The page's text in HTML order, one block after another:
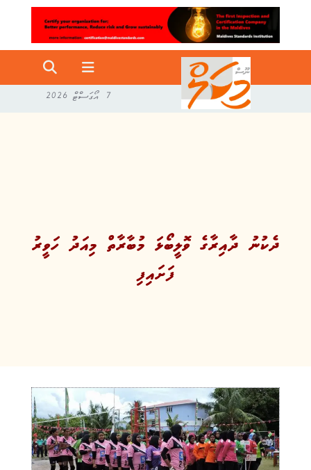
7 އޯގަސްޓް 2026
ދެކުނު ދާއިރާގެ ވޮލީބޯޅަ މުބާރާތް މިއަދު ހަވީރު
ފަށައިފި